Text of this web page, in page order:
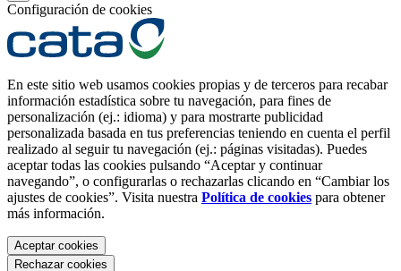
Configuración de cookies
En este sitio web usamos cookies propias y de terceros para recabar
información estadística sobre tu navegación, para fines de
personalización (ej.: idioma) y para mostrarte publicidad
personalizada basada en tus preferencias teniendo en cuenta el perfil
realizado al seguir tu navegación (ej.: páginas visitadas). Puedes
aceptar todas las cookies pulsando “Aceptar y continuar
navegando”, o configurarlas o rechazarlas clicando en “Cambiar los
ajustes de cookies”. Visita nuestra Política de cookies para obtener
más información.
Aceptar cookies
Rechazar cookies